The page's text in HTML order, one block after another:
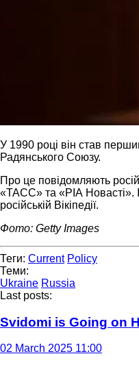
У 1990 році він став
Радянського Союзу.
Про це повідомляють
«ТАСС» та «РІА Новасті».
російській Вікіпедії.
Фото: Getty Images
Теги: Current Policy
Теми:
Ukraine Russia
Last posts:
Svidomi is Going on
02 March 2025 11:00